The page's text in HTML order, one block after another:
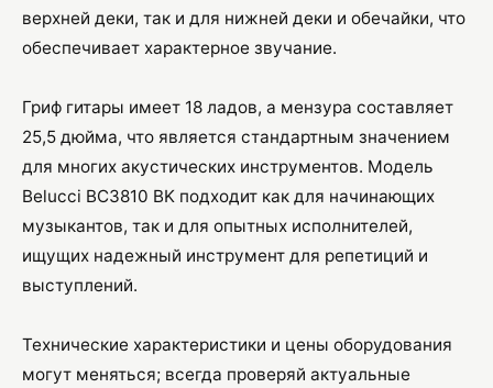
верхней деки, так и для нижней деки и обечайки, что
обеспечивает характерное звучание.
Гриф гитары имеет 18 ладов, а мензура составляет
25,5 дюйма, что является стандартным значением
для многих акустических инструментов. Модель
Belucci BC3810 BK подходит как для начинающих
музыкантов, так и для опытных исполнителей,
ищущих надежный инструмент для репетиций и
выступлений.
Технические характеристики и цены оборудования
могут меняться; всегда проверяй актуальные